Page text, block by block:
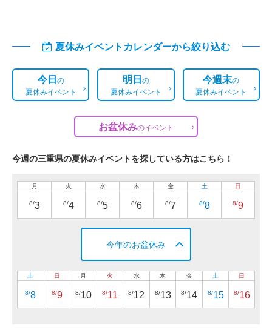
夏休みイベントカレンダーから絞り込む
今日の
夏休みイベント
明日の
夏休みイベント
今週末の
夏休みイベント
お盆休みのイベント
今週の三重県の夏休みイベントを探している方はこちら！
月
8/3
火
8/4
水
8/5
木
8/6
金
8/7
土
8/8
日
8/9
今年のお盆休み
土
8/8
日
8/9
月
8/10
火
8/11
水
8/12
木
8/13
金
8/14
土
8/15
日
8/16